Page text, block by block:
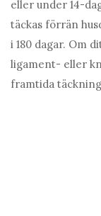
eller under 14-
täckas förrän
i 180 dagar. Om
ligament- eller
framtida